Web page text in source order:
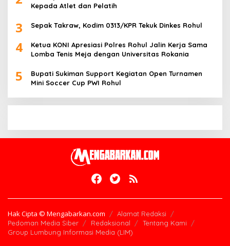
Kepada Atlet dan Pelatih
3 Sepak Takraw, Kodim 0313/KPR Tekuk Dinkes Rohul
4
Ketua KONI Apresiasi Polres Rohul Jalin Kerja Sama
Lomba Tenis Meja dengan Universitas Rokania
5
Bupati Sukiman Support Kegiatan Open Turnamen
Mini Soccer Cup PWI Rohul
Hak Cipta © Mengabarkan.com
Alamat Redaksi
Pedoman Media Siber
Redaksional
Tentang Kami
Group Lumbung Informasi Media (LIM)